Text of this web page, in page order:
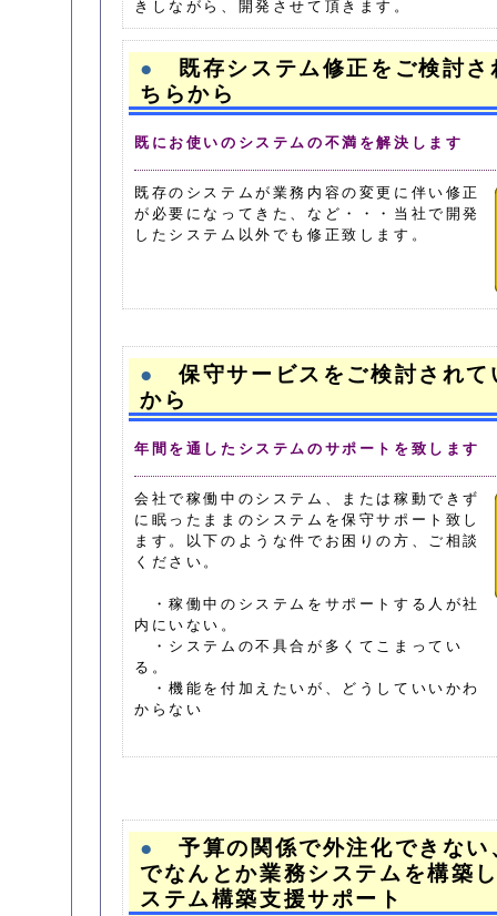
きしながら、開発させて頂きます。
●
既存システム修正をご検討さ
ちらから
既にお使いのシステムの不満を解決します
既存のシステムが業務内容の変更に伴い修正
が必要になってきた、など・・・当社で開発
したシステム以外でも修正致します。
●
保守サービスをご検討されて
から
年間を通したシステムのサポートを致します
会社で稼働中のシステム、または稼動できず
に眠ったままのシステムを保守サポート致し
ます。以下のような件でお困りの方、ご相談
ください。
・稼働中のシステムをサポートする人が社
内にいない。
・システムの不具合が多くてこまってい
る。
・機能を付加えたいが、どうしていいかわ
からない
●
予算の関係で外注化できない
でなんとか業務システムを構築
ステム構築支援サポート